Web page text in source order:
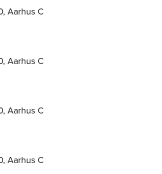
Aarhus C
Aarhus C
Aarhus C
Aarhus C